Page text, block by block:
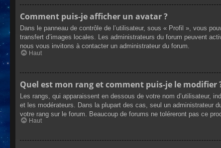
Comment puis-je afficher un avatar ?
Dans le panneau de contrôle de l’utilisateur, sous « Profil », vous
transfert d’images locales. Les administrateurs du forum peuvent
nous vous invitons à contacter un administrateur du forum.
Haut
Quel est mon rang et comment puis-je le modifier
Les rangs, qui apparaissent en dessous de votre nom
et les modérateurs. Dans la plupart des cas, seul un administrateur
votre rang sur le forum. Beaucoup de forums ne toléreront pas ce
Haut